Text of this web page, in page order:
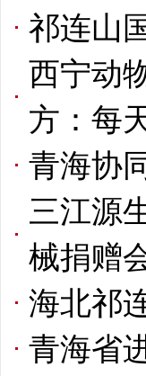
祁连山
西宁动
方：每
青海协
三江源
械捐赠
海北祁
青海省